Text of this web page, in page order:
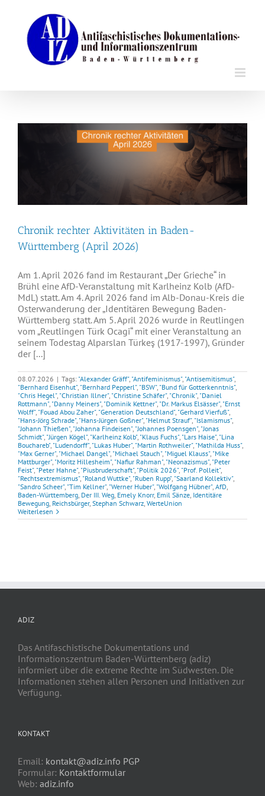
springen
Chronik rechter Aktivitäten in Baden-
Württemberg (April 2026)
Am 1. April 2026 fand im Restaurant „Der Grieche“ in
Brühl eine AfD-Veranstaltung mit Karlheinz Kolb (AfD-
MdL) statt. Am 4. April 2026 fand im Alb-Donau-Kreis die
Osterwanderung der „Identitären Bewegung Baden-
Württemberg statt. Am 5. April 2026 wurde in Reutlingen
vom „Reutlingen Türk Ocagi“ mit einer Veranstaltung an
seinem Todestag Alparslan Türkeş (1917-1997), Gründer
der [...]
08.07.2026 | Tags: "Alexander Gräff", "Antifeminismus", "Antisemitismus",
"Bernhard Eisenhut", "Bernhard Pepperl", "BSW", "Bund für Gotterkenntnis",
"Chris Hegel", "Christian Illner", "Christine Schäfer", "Chronik", "Daniel
Rottmann", "Danny Meiners", "Dominik Kettner", "Dr. Markus Elsässer", "Ernst
Wolff", "Fouad Abou Zaher", "Generation Deutschland", "Gerhard Vierfuß",
"Hans-Jörg Schrade", "Hans-Jürgen Goßner", "Helmut Strauf", "Islamismus",
"Johann Thießen", "Johanna Findeisen", "Johannes Poensgen", "Jonas
Schmidt", "Jürgen Kögel", "Karlheinz Kolb", "Klaus Fuchs", "Lars Haise", "Lina
Bouchareb", "Ludendorff", "Lukas Huber", "Martin Rothweiler", "Mathilda Huss",
"Max Gerner", "Michael Dangel", "Michael Stauch", "Miguel Klauss", "Mike
Mattburger", "Moritz Hillesheim", "Nafiur Rahman", "Neonazismus", "Peter
Feist", "Peter Hahne", "Piusbruderschaft", "Politik 2026", "Prof. Polleit",
"Rechtsextremismus", "Roland Wuttke", "Ruben Rupp", "Saarland Kollektiv",
"Sandro Scheer", "Tim Kellner", "Werner Huber", "Wolfgang Hübner", AfD,
Baden-Württemberg, Der III. Weg, Emely Knorr, Emil Sänze, Identitäre
Bewegung, Reichsbürger, Stephan Schwarz, WerteUnion
Weiterlesen
ADIZ
Das Antifaschistische Dokumentations und
Informationszentrum Baden-Württemberg (adiz)
informiert über die extreme Rechte im Südwesten. Die
Informationen stehen allen Personen und Initiativen zur
Verfügung.
KONTAKT
Email: kontakt@adiz.info PGP
Formular: Kontaktformular
Web: adiz.info